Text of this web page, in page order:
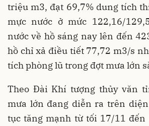
triệu m3, đạt 69,7% dung tích
mực nước ở mức 122,16/
nước về hồ sáng nay lên đến
hồ chỉ xả điều tiết 77,72 m3/s
tích phòng lũ trong đợt mưa lớn
Theo Đài Khí tượng thủy văn
mưa lớn đang diễn ra trên
tục tăng mạnh từ tối 17/11 đến